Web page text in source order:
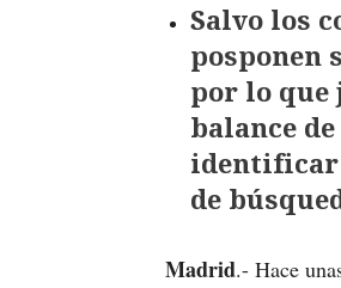
Salvo los
posponen
por lo que
balance
identificar
de
Madrid.- Hace